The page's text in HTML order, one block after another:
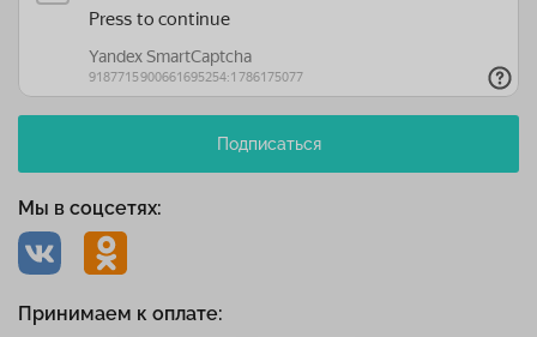
Мы в соцсетях:
Подписаться
Принимаем к оплате: